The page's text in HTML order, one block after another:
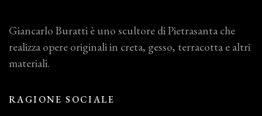
Giancarlo Buratti è uno scultore di Pietrasanta che
realizza opere originali in creta, gesso, terracotta e altri
materiali.
RAGIONE SOCIALE